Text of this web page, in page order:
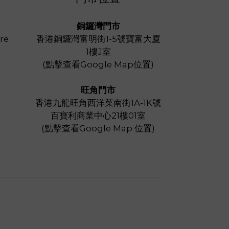
銅鑼灣門市
香港銅鑼灣富明街1-5號寶富大廈
1樓J室
(點擊查看Google Map位置)
旺角門市
香港九龍旺角西洋菜南街1A-1K號
百寶利商業中心21樓01室
(點擊查看Google Map 位置)